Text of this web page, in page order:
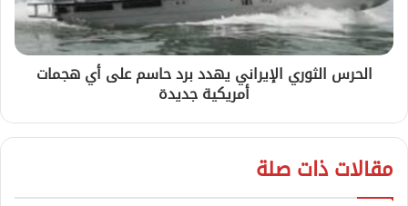
الحرس الثوري الإيراني يهدد برد حاسم على أي هجمات
أمريكية جديدة
مقالات ذات صلة